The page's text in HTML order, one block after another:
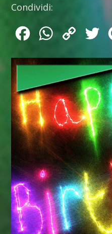
Condividi:
FacebookWhatsApp
Copy